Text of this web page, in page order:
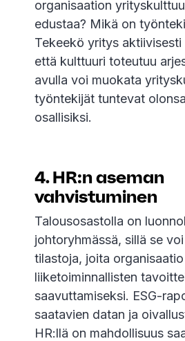
organisaation
edustaa? Mikä on
Tekeekö yritys aktiivisesti
että kulttuuri toteutuu
avulla voi muokata
työntekijät tuntevat
osallisiksi.
4. HR:n aseman
vahvistuminen
Talousosastolla on
johtoryhmässä, sillä se
tilastoja, joita
liiketoiminnallisten
saavuttamiseksi. ESG-
saatavien datan ja
HR:llä on mahdollisuus